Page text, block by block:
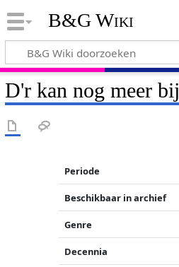
B&G Wiki
D'r kan nog meer bij
Periode
Beschikbaar in archief
Genre
Decennia